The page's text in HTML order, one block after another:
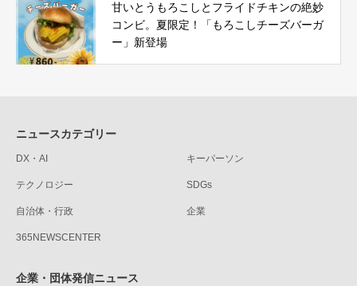
甘いとうもろこしとフライドチキンの絶妙
コンビ。夏限定！「もろこしチーズバーガ
ー」新登場
ニュースカテゴリー
DX・AI キーパーソン
テクノロジー SDGs
自治体・行政 企業
365NEWSCENTER
企業・団体発信ニュース